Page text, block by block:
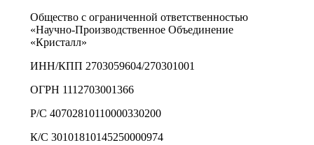
Общество с ограниченной ответственностью
«Научно-Производственное Объединение
«Кристалл»
ИНН/КПП 2703059604/270301001
ОГРН 1112703001366
Р/С 40702810110000330200
К/С 30101810145250000974